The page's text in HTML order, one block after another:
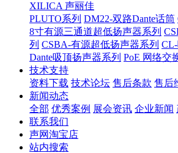
XILICA 声丽佳
PLUTO系列 DM22-双路Dante话筒
8寸有源三通道超低扬声器系列
列 CSBA-有源超低扬声器系列
Dante吸顶扬声器系列 PoE 网络交
技术支持
资料下载 技术论坛 售后条款 售后
新闻动态
全部 优秀案例 展会资讯 企业新闻
联系我们
声网淘宝店
站内搜索